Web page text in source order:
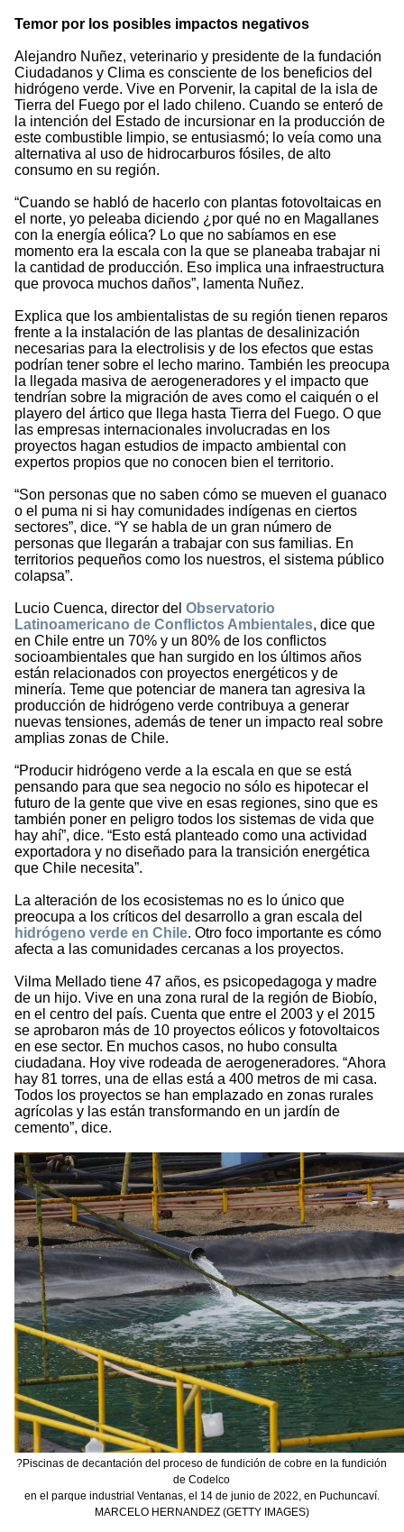
Temor por los posibles impactos negativos
Alejandro Nuñez, veterinario y presidente de la fundación
Ciudadanos y Clima es consciente de los beneficios del
hidrógeno verde. Vive en Porvenir, la capital de la isla de
Tierra del Fuego por el lado chileno. Cuando se enteró de
la intención del Estado de incursionar en la producción de
este combustible limpio, se entusiasmó; lo veía como una
alternativa al uso de hidrocarburos fósiles, de alto
consumo en su región.
“Cuando se habló de hacerlo con plantas fotovoltaicas en
el norte, yo peleaba diciendo ¿por qué no en Magallanes
con la energía eólica? Lo que no sabíamos en ese
momento era la escala con la que se planeaba trabajar ni
la cantidad de producción. Eso implica una infraestructura
que provoca muchos daños”, lamenta Nuñez.
Explica que los ambientalistas de su región tienen reparos
frente a la instalación de las plantas de desalinización
necesarias para la electrolisis y de los efectos que estas
podrían tener sobre el lecho marino. También les preocupa
la llegada masiva de aerogeneradores y el impacto que
tendrían sobre la migración de aves como el caiquén o el
playero del ártico que llega hasta Tierra del Fuego. O que
las empresas internacionales involucradas en los
proyectos hagan estudios de impacto ambiental con
expertos propios que no conocen bien el territorio.
“Son personas que no saben cómo se mueven el guanaco
o el puma ni si hay comunidades indígenas en ciertos
sectores”, dice. “Y se habla de un gran número de
personas que llegarán a trabajar con sus familias. En
territorios pequeños como los nuestros, el sistema público
colapsa”.
Lucio Cuenca, director del Observatorio
Latinoamericano de Conflictos Ambientales, dice que
en Chile entre un 70% y un 80% de los conflictos
socioambientales que han surgido en los últimos años
están relacionados con proyectos energéticos y de
minería. Teme que potenciar de manera tan agresiva la
producción de hidrógeno verde contribuya a generar
nuevas tensiones, además de tener un impacto real sobre
amplias zonas de Chile.
“Producir hidrógeno verde a la escala en que se está
pensando para que sea negocio no sólo es hipotecar el
futuro de la gente que vive en esas regiones, sino que es
también poner en peligro todos los sistemas de vida que
hay ahí”, dice. “Esto está planteado como una actividad
exportadora y no diseñado para la transición energética
que Chile necesita”.
La alteración de los ecosistemas no es lo único que
preocupa a los críticos del desarrollo a gran escala del
hidrógeno verde en Chile. Otro foco importante es cómo
afecta a las comunidades cercanas a los proyectos.
Vilma Mellado tiene 47 años, es psicopedagoga y madre
de un hijo. Vive en una zona rural de la región de Biobío,
en el centro del país. Cuenta que entre el 2003 y el 2015
se aprobaron más de 10 proyectos eólicos y fotovoltaicos
en ese sector. En muchos casos, no hubo consulta
ciudadana. Hoy vive rodeada de aerogeneradores. “Ahora
hay 81 torres, una de ellas está a 400 metros de mi casa.
Todos los proyectos se han emplazado en zonas rurales
agrícolas y las están transformando en un jardín de
cemento”, dice.
?Piscinas de decantación del proceso de fundición de cobre en la fundición
de Codelco
en el parque industrial Ventanas, el 14 de junio de 2022, en Puchuncaví.
MARCELO HERNANDEZ (GETTY IMAGES)